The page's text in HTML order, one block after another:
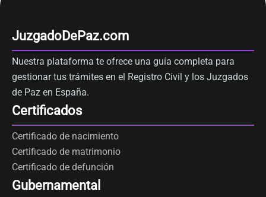
JuzgadoDePaz.com
Nuestra plataforma te ofrece una guía completa para
gestionar tus trámites en el Registro Civil y los Juzgados
de Paz en España.
Certificados
Certificado de nacimiento
Certificado de matrimonio
Certificado de defunción
Gubernamental